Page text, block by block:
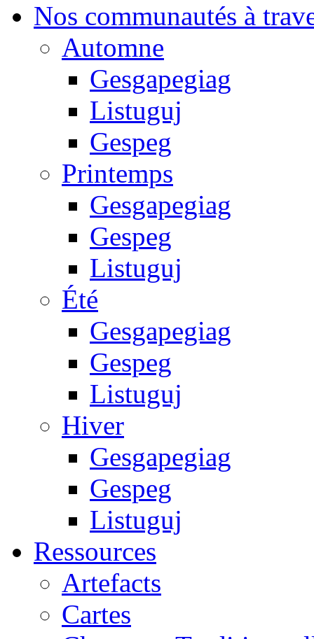
Nos communautés à
Automne
Gesgapegiag
Listuguj
Gespeg
Printemps
Gesgapegiag
Gespeg
Listuguj
Été
Gesgapegiag
Gespeg
Listuguj
Hiver
Gesgapegiag
Gespeg
Listuguj
Ressources
Artefacts
Cartes